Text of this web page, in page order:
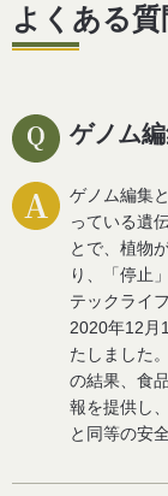
よくある質
ゲノム
ゲノム編集
っている遺
とで、植物
り、「停止
テックライ
2020年12月
たしました
の結果、食
報を提供し
と同等の安